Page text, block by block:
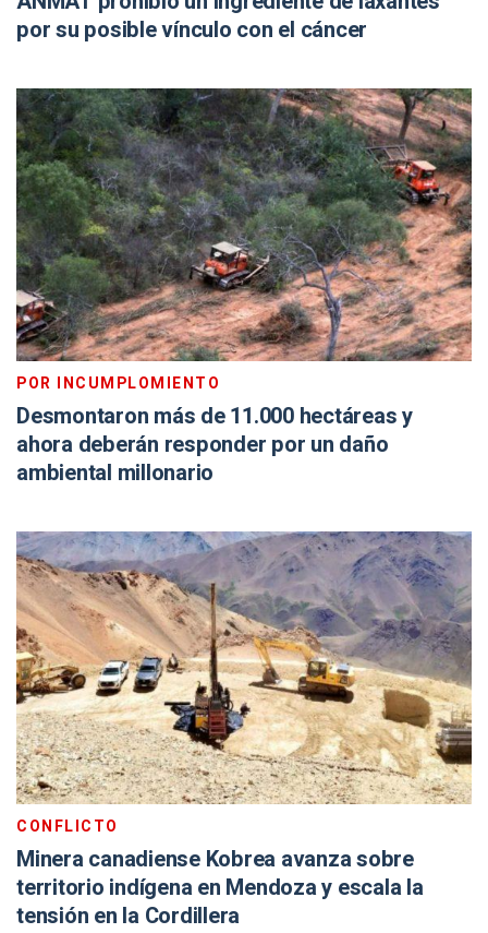
por su posible vínculo con el cáncer
POR INCUMPLOMIENTO
Desmontaron más de 11.000 hectáreas y
ahora deberán responder por un daño
ambiental millonario
CONFLICTO
Minera canadiense Kobrea avanza sobre
territorio indígena en Mendoza y escala la
tensión en la Cordillera